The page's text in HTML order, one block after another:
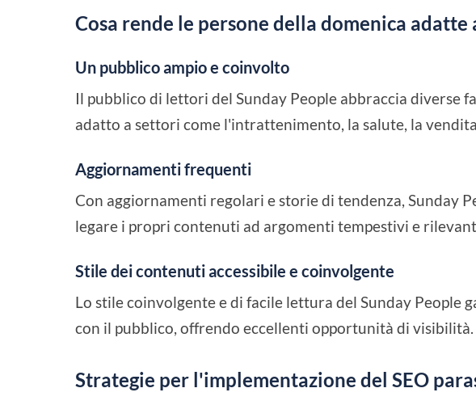
Cosa rende le persone della domenica adatte
Un pubblico ampio e coinvolto
Il pubblico di lettori del Sunday People abbraccia diverse
adatto a settori come l'intrattenimento, la salute, la
Aggiornamenti frequenti
Con aggiornamenti regolari e storie di tendenza, Sunday
legare i propri contenuti ad argomenti tempestivi e
Stile dei contenuti accessibile e coinvolgente
Lo stile coinvolgente e di facile lettura del Sunday People
con il pubblico, offrendo eccellenti opportunità di visibilità.
Strategie per l'implementazione del SEO